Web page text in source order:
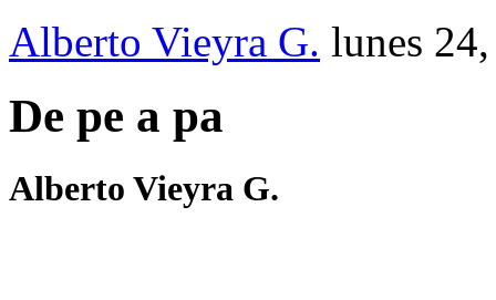
Alberto Vieyra G. lunes
De pe a pa
Alberto Vieyra G.